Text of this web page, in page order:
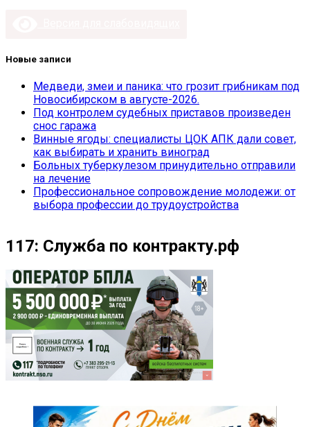
Новые записи
Медведи, змеи и паника: что грозит грибникам под
Новосибирском в августе-2026.
Под контролем судебных приставов произведен
снос гаража
Винные ягоды: специалисты ЦОК АПК дали совет,
как выбирать и хранить виноград
Больных туберкулезом принудительно отправили
на лечение
Профессиональное сопровождение молодежи: от
выбора профессии до трудоустройства
117: Служба по контракту.рф